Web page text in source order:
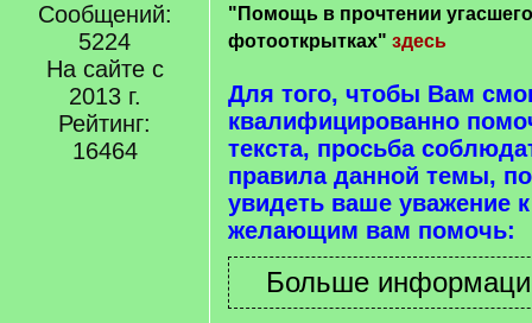
Сообщений:
5224
На сайте с
2013 г.
Рейтинг:
16464
"Помощь в прочтении
фотооткрытках" здесь
Для того, чтобы Вам
квалифицированно
текста, просьба
правила данной темы,
увидеть ваше уважение
желающим вам помочь: